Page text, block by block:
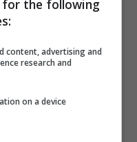
in molti,
hanno
La
in vista di
for the following
content, advertising and
research and
on a device